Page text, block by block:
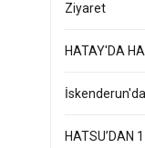
Ziyaret
HATAY'DA
HATSU’DAN